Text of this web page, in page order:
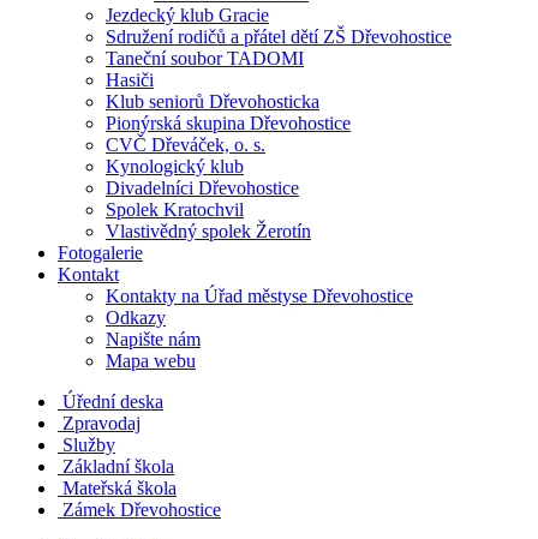
Jezdecký klub Gracie
Sdružení rodičů a přátel dětí ZŠ Dřevohostice
Taneční soubor TADOMI
Hasiči
Klub seniorů Dřevohosticka
Pionýrská skupina Dřevohostice
CVČ Dřeváček, o. s.
Kynologický klub
Divadelníci Dřevohostice
Spolek Kratochvil
Vlastivědný spolek Žerotín
Fotogalerie
Kontakt
Kontakty na Úřad městyse Dřevohostice
Odkazy
Napište nám
Mapa webu
Úřední deska
Zpravodaj
Služby
Základní škola
Mateřská škola
Zámek Dřevohostice